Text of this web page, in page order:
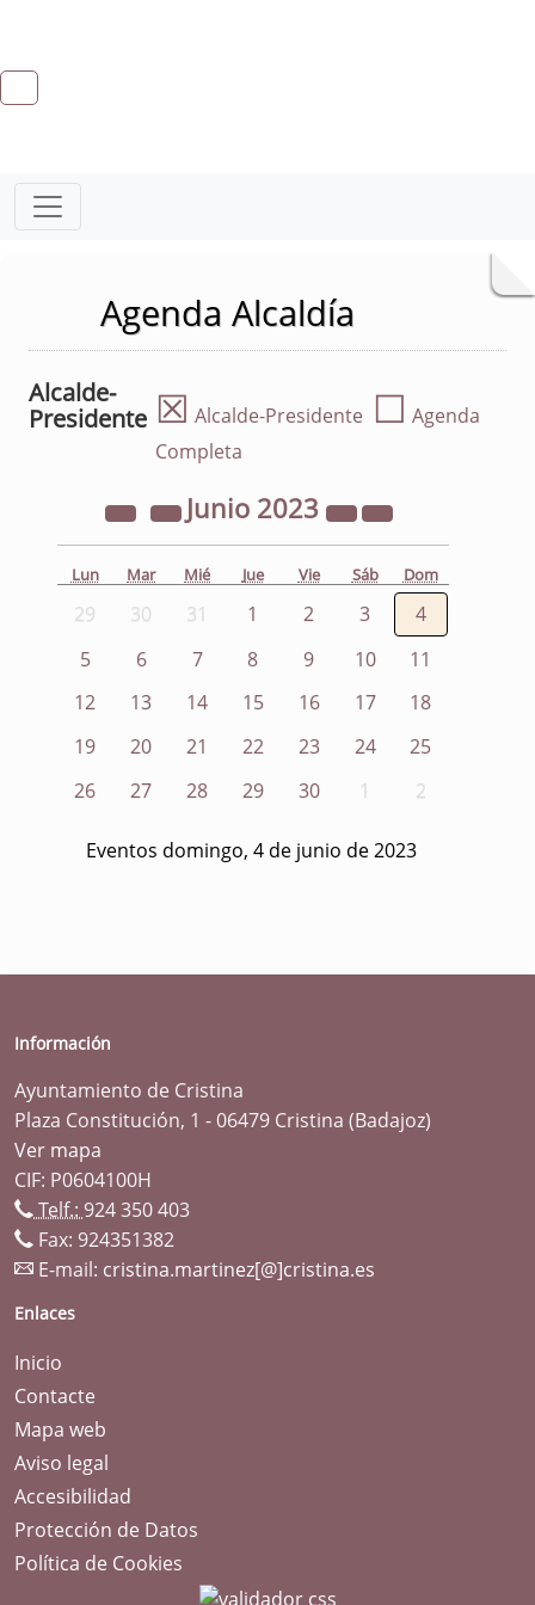
Agenda Alcaldía
Alcalde-
Presidente ☒ Alcalde-Presidente ☐ Agenda
Completa
Junio 2023
Lun Mar Mié Jue Vie Sáb Dom
29 30 31 1 2 3
4
5
6 7 8 9 10
11
12
13 14 15 16 17
18
19
20 21 22 23 24
25
26
27 28 29 30 1 2
Eventos domingo, 4 de junio de 2023
Información
Ayuntamiento de Cristina
Plaza Constitución, 1 - 06479 Cristina (Badajoz)
Ver mapa
CIF: P0604100H
Telf.: 924 350 403
Fax: 924351382
E-mail: cristina.martinez[@]cristina.es
Enlaces
Inicio
Contacte
Mapa web
Aviso legal
Accesibilidad
Protección de Datos
Política de Cookies